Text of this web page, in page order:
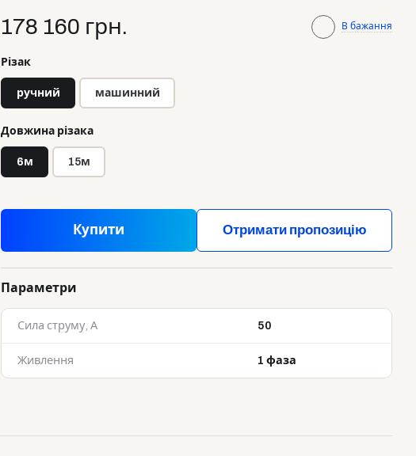
178 160 грн. В бажання
Різак
ручний машинний
Довжина різака
6м 15м
Купити Отримати пропозицію
Параметри
Сила струму, А 50
Живлення 1 фаза